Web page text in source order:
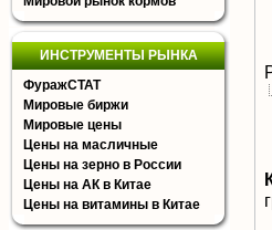
ИНСТРУМЕНТЫ РЫНКА
ФуражСТАТ
Мировые биржи
Мировые цены
Цены на масличные
Цены на зерно в России
Цены на АК в Китае
Цены на витамины в Китае